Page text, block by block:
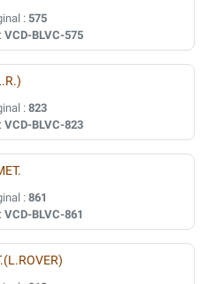
: 575
VCD-BLVC-575
: 823
VCD-BLVC-823
: 861
VCD-BLVC-861